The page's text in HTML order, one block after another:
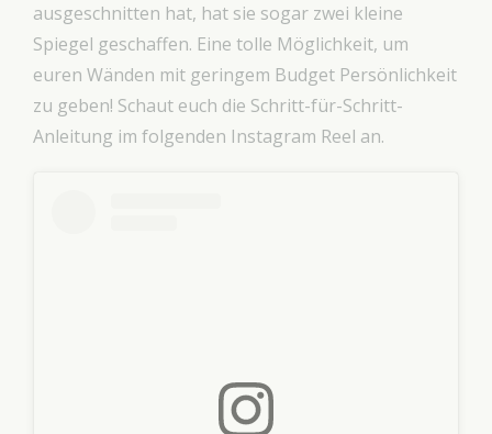
ausgeschnitten hat, hat sie sogar zwei kleine
Spiegel geschaffen. Eine tolle Möglichkeit, um
euren Wänden mit geringem Budget Persönlichkeit
zu geben! Schaut euch die Schritt-für-Schritt-
Anleitung im folgenden Instagram Reel an.